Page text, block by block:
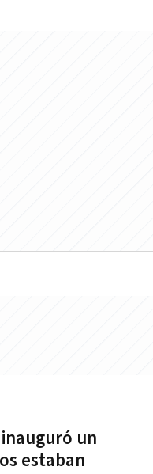
un
estaban